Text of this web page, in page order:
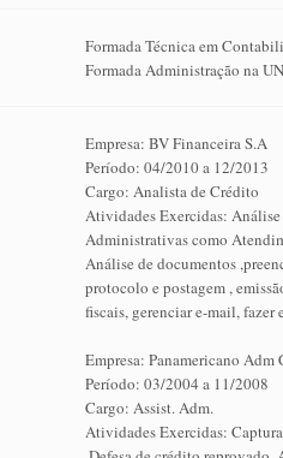
Formada Técnica em
Formada Administração na
Empresa: BV Financeira S.A
Período: 04/2010 a 12/2013
Cargo: Analista de Crédito
Atividades Exercidas:
Administrativas como
Análise de documentos
protocolo e postagem ,
fiscais, gerenciar e-mail,
Empresa: Panamericano Adm
Período: 03/2004 a 11/2008
Cargo: Assist. Adm.
Atividades Exercidas: